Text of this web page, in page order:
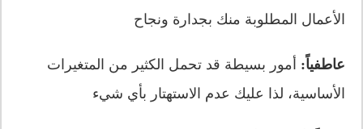
الأعمال المطلوبة منك بجدارة ونجاح
عاطفياً: أمور بسيطة قد تحمل الكثير من المتغيرات
الأساسية، لذا عليك عدم الاستهتار بأي شيء